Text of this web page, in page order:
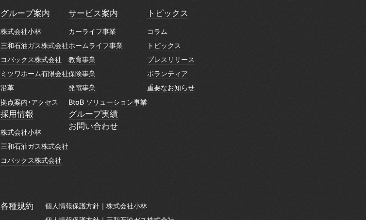
グループ案内
株式会社小林
株式会社小林
三和石油ガス株式会社
三和石油ガス株式会社
コバックス株式会社
コバックス株式会社
ミツワホーム有限会社
ミツワホーム有限会社
沿革
沿革
拠点案内・アクセス
拠点案内・アクセス
採用情報
株式会社小林
株式会社小林
三和石油ガス株式会社
三和石油ガス株式会社
コバックス株式会社
サービス案内
カーライフ事業
カーライフ事業
ホームライフ事業
ホームライフ事業
教育事業
教育事業
保険事業
保険事業
発電事業
発電事業
BtoB ソリューション事業
BtoB ソリューション事業
グループ実績
グループ実績
お問い合わせ
トピックス
コラム
コラム
トピックス
トピックス
プレスリリース
プレスリリース
ボランティア
ボランティア
重要なお知らせ
各種規約
個人情報保護方針｜株式会社小林
個人情報保護方針｜株式会社小林